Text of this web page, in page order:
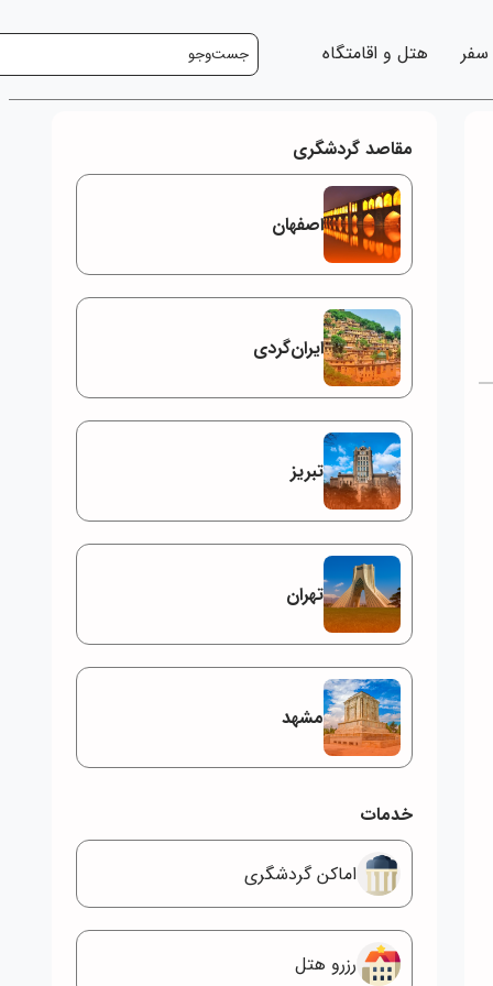
سفر هتل و اقامتگاه
مقاصد گردشگری
اصفهان
ایران‌گردی
تبریز
تهران
مشهد
خدمات
اماکن گردشگری
رزرو هتل